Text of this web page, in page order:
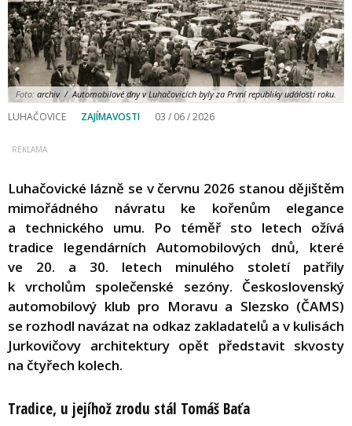
Foto: archiv / Automobilové dny v Luhačovicích byly za První republiky událostí roku.
LUHAČOVICE ZAJÍMAVOSTI 03 / 06 / 2026
Luhačovické lázně se v červnu 2026 stanou dějištěm
mimořádného návratu ke kořenům elegance
a technického umu. Po téměř sto letech ožívá
tradice legendárních Automobilových dnů, které
ve 20. a 30. letech minulého století patřily
k vrcholům společenské sezóny. Československý
automobilový klub pro Moravu a Slezsko (ČAMS)
se rozhodl navázat na odkaz zakladatelů a v kulisách
Jurkovičovy architektury opět představit skvosty
na čtyřech kolech.
Tradice, u jejíhož zrodu stál Tomáš Baťa